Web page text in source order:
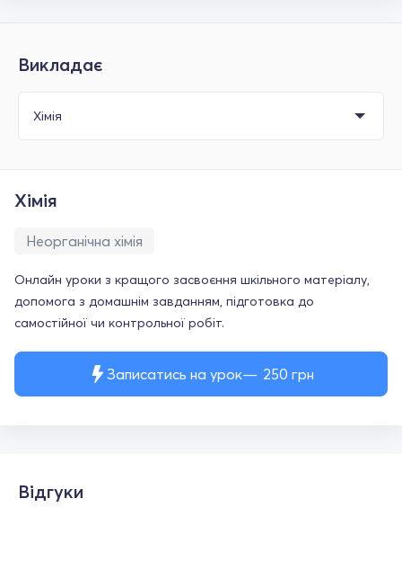
Викладає
Записатись на урок 250 грн
Хімія
Неорганічна хімія
Онлайн уроки з кращого засвоєння шкільного матеріалу,
допомога з домашнім завданням, підготовка до
самостійної чи контрольної робіт.
Відгуки